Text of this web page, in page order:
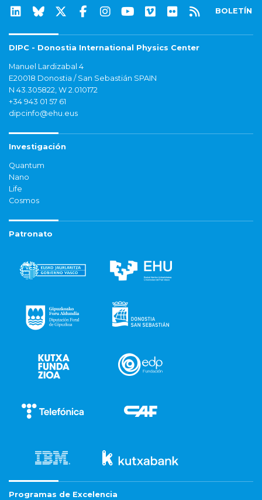
BOLETÍN
DIPC - Donostia International Physics Center
Manuel Lardizabal 4
E20018 Donostia / San Sebastián SPAIN
N 43.305822, W 2.010172
+34 943 01 57 61
dipcinfo@ehu.eus
Investigación
Quantum
Nano
Life
Cosmos
Patronato
Programas de Excelencia